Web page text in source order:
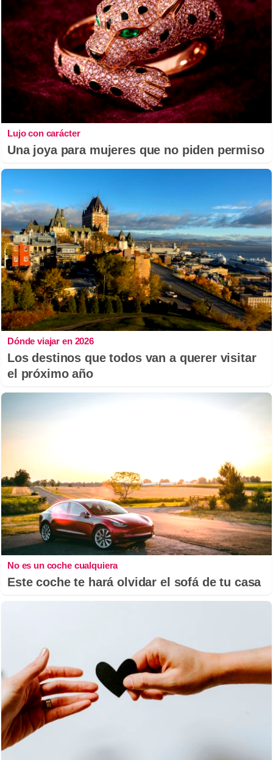
Lujo con carácter
Una joya para mujeres que no piden permiso
Dónde viajar en 2026
Los destinos que todos van a querer visitar
el próximo año
No es un coche cualquiera
Este coche te hará olvidar el sofá de tu casa